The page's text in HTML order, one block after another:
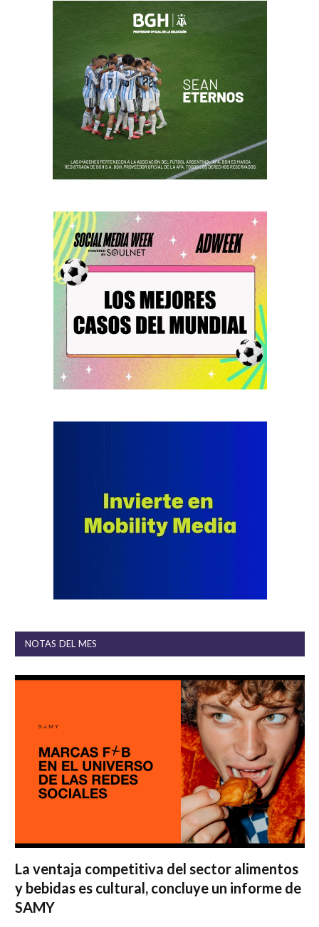
NOTAS DEL MES
La ventaja competitiva del sector alimentos
y bebidas es cultural, concluye un informe de
SAMY